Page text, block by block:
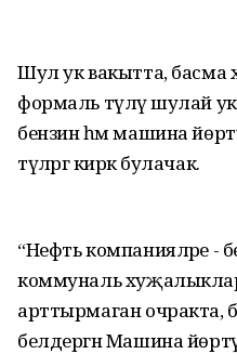
Шул ук вакытта, басма
формаль түләү шулай
бензин һәм машина йөртү
түләргә кирәк булачак.
“Нефть компанияләре -
коммуналь хуҗалыклар
арттырмаган очракта,
белдергән Машина